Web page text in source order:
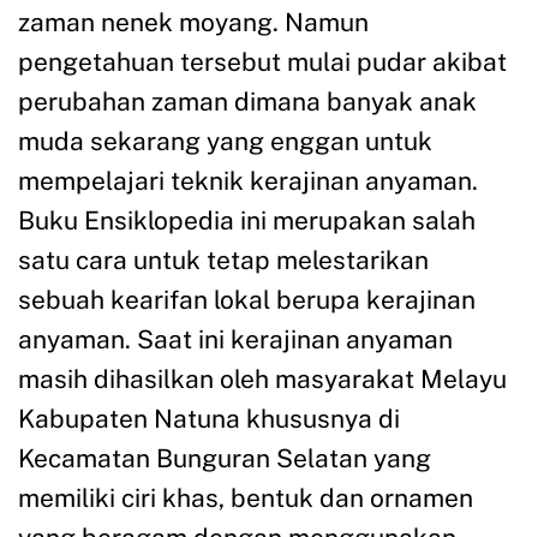
zaman nenek moyang. Namun
pengetahuan tersebut mulai pudar akibat
perubahan zaman dimana banyak anak
muda sekarang yang enggan untuk
mempelajari teknik kerajinan anyaman.
Buku Ensiklopedia ini merupakan salah
satu cara untuk tetap melestarikan
sebuah kearifan lokal berupa kerajinan
anyaman. Saat ini kerajinan anyaman
masih dihasilkan oleh masyarakat Melayu
Kabupaten Natuna khususnya di
Kecamatan Bunguran Selatan yang
memiliki ciri khas, bentuk dan ornamen